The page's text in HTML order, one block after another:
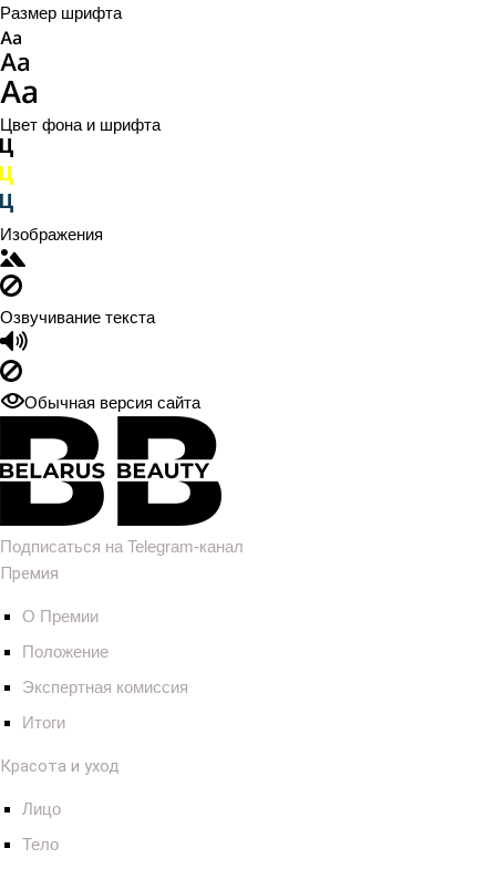
Размер шрифта
Цвет фона и шрифта
Изображения
Озвучивание текста
Обычная версия сайта
Подписаться на Telegram-канал
Премия
О Премии
Положение
Экспертная комиссия
Итоги
Красота и уход
Лицо
Тело